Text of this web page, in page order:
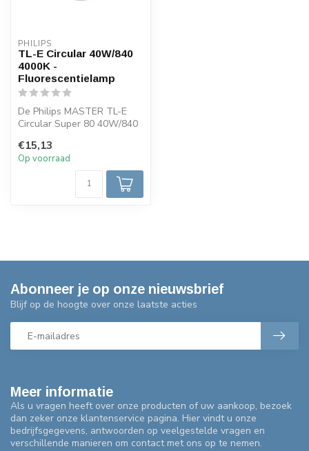
PHILIPS
TL-E Circular 40W/840
4000K -
Fluorescentielamp
De Philips MASTER TL-E
Circular Super 80 40W/840
(4000...
€15,13
Op voorraad
Meer informatie
Als u vragen heeft over onze producten of uw aankoop, bezoek
dan zeker onze klantenservice pagina. Hier vindt u onze
bedrijfsgegevens, antwoorden op veelgestelde vragen en
verschillende manieren om contact met ons op te nemen.
Abonneer je op onze nieuwsbrief
Blijf op de hoogte over onze laatste acties